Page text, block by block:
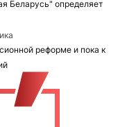
Беларусь" определяет
реформе и пока к